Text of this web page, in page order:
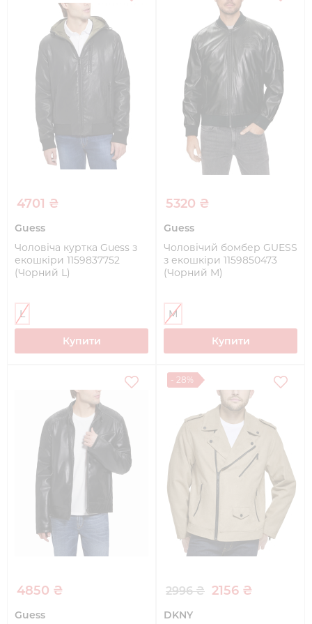
4701 ₴
Guess
Чоловіча куртка Guess з
екошкіри 1159837752
(Чорний L)
L
Купити
5320 ₴
Guess
Чоловічий бомбер GUESS
з екошкіри 1159850473
(Чорний M)
M
Купити
4850 ₴
Guess
- 28%
2996 ₴ 2156 ₴
DKNY